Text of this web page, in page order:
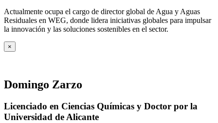
Actualmente ocupa el cargo de director global de Agua y Aguas
Residuales en WEG, donde lidera iniciativas globales para impulsar
la innovación y las soluciones sostenibles en el sector.
×
Domingo Zarzo
Licenciado en Ciencias Químicas y Doctor por la
Universidad de Alicante